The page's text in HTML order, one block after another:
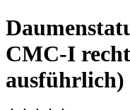
CMC-I
ausführlich)